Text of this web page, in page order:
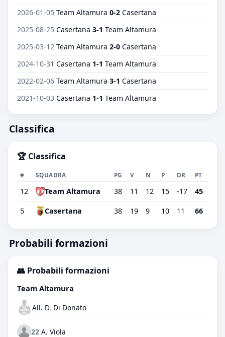
2026-01-05 Team Altamura 0-2 Casertana
2025-08-25 Casertana 3-1 Team Altamura
2025-03-12 Team Altamura 2-0 Casertana
2024-10-31 Casertana 1-1 Team Altamura
2022-02-06 Team Altamura 3-1 Casertana
2021-10-03 Casertana 1-1 Team Altamura
Classifica
🏆 Classifica
# SQUADRA PG V N P DR PT
12 Team Altamura 38 11 12 15 -17 45
5 Casertana 38 19 9 10 11 66
Probabili formazioni
👥 Probabili formazioni
Team Altamura
All. D. Di Donato
22 A. Viola